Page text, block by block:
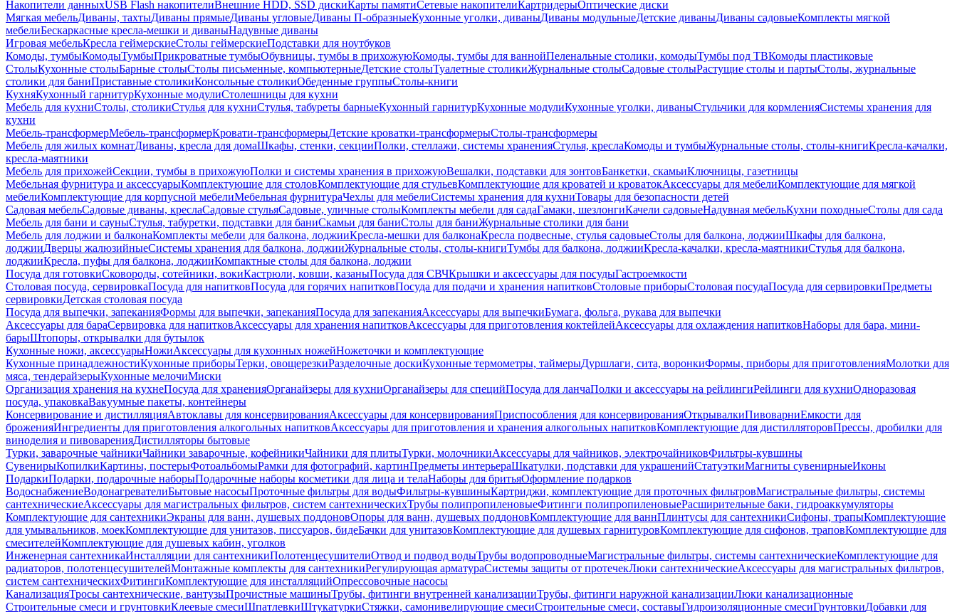
Накопители данныхUSB Flash накопителиВнешние HDD, SSD дискиКарты памятиСетевые накопителиКартридерыОптические диски
Мягкая мебельДиваны, тахтыДиваны прямыеДиваны угловыеДиваны П-образныеКухонные уголки, диваныДиваны модульныеДетские диваныДиваны садовыеКомплекты мягкой
мебелиБескаркасные кресла-мешки и диваныНадувные диваны
Игровая мебельКресла геймерскиеСтолы геймерскиеПодставки для ноутбуков
Комоды, тумбыКомодыТумбыПрикроватные тумбыОбувницы, тумбы в прихожуюКомоды, тумбы для ваннойПеленальные столики, комодыТумбы под ТВКомоды пластиковые
СтолыКухонные столыБарные столыСтолы письменные, компьютерныеДетские столыТуалетные столикиЖурнальные столыСадовые столыРастущие столы и партыСтолы, журнальные
столики для баниПриставные столикиКонсольные столикиОбеденные группыСтолы-книги
КухняКухонный гарнитурКухонные модулиСтолешницы для кухни
Мебель для кухниСтолы, столикиСтулья для кухниСтулья, табуреты барныеКухонный гарнитурКухонные модулиКухонные уголки, диваныСтульчики для кормленияСистемы хранения для
кухни
Мебель-трансформерМебель-трансформерКровати-трансформерыДетские кроватки-трансформерыСтолы-трансформеры
Мебель для жилых комнатДиваны, кресла для домаШкафы, стенки, секцииПолки, стеллажи, системы храненияСтулья, креслаКомоды и тумбыЖурнальные столы, столы-книгиКресла-качалки,
кресла-маятники
Мебель для прихожейСекции, тумбы в прихожуюПолки и системы хранения в прихожуюВешалки, подставки для зонтовБанкетки, скамьиКлючницы, газетницы
Мебельная фурнитура и аксессуарыКомплектующие для столовКомплектующие для стульевКомплектующие для кроватей и кроватокАксессуары для мебелиКомплектующие для мягкой
мебелиКомплектующие для корпусной мебелиМебельная фурнитураЧехлы для мебелиСистемы хранения для кухниТовары для безопасности детей
Садовая мебельСадовые диваны, креслаСадовые стульяСадовые, уличные столыКомплекты мебели для садаГамаки, шезлонгиКачели садовыеНадувная мебельКухни походныеСтолы для сада
Мебель для бани и сауныСтулья, табуретки, подставки для баниСкамьи для баниСтолы для баниЖурнальные столики для бани
Мебель для лоджии и балконаКомплекты мебели для балкона, лоджииКресла-мешки для балконаКресла подвесные, стулья садовыеСтолы для балкона, лоджииШкафы для балкона,
лоджииДверцы жалюзийныеСистемы хранения для балкона, лоджииЖурнальные столы, столы-книгиТумбы для балкона, лоджииКресла-качалки, кресла-маятникиСтулья для балкона,
лоджииКресла, пуфы для балкона, лоджииКомпактные столы для балкона, лоджии
Посуда для готовкиСковороды, сотейники, вокиКастрюли, ковши, казаныПосуда для СВЧКрышки и аксессуары для посудыГастроемкости
Столовая посуда, сервировкаПосуда для напитковПосуда для горячих напитковПосуда для подачи и хранения напитковСтоловые приборыСтоловая посудаПосуда для сервировкиПредметы
сервировкиДетская столовая посуда
Посуда для выпечки, запеканияФормы для выпечки, запеканияПосуда для запеканияАксессуары для выпечкиБумага, фольга, рукава для выпечки
Аксессуары для бараСервировка для напитковАксессуары для хранения напитковАксессуары для приготовления коктейлейАксессуары для охлаждения напитковНаборы для бара, мини-
барыШтопоры, открывалки для бутылок
Кухонные ножи, аксессуарыНожиАксессуары для кухонных ножейНожеточки и комплектующие
Кухонные принадлежностиКухонные приборыТерки, овощерезкиРазделочные доскиКухонные термометры, таймерыДуршлаги, сита, воронкиФормы, приборы для приготовленияМолотки для
мяса, тендерайзерыКухонные мелочиМиски
Организация хранения на кухнеПосуда для храненияОрганайзеры для кухниОрганайзеры для специйПосуда для ланчаПолки и аксессуары на рейлингиРейлинги для кухниОдноразовая
посуда, упаковкаВакуумные пакеты, контейнеры
Консервирование и дистилляцияАвтоклавы для консервированияАксессуары для консервированияПриспособления для консервированияОткрывалкиПивоварниЕмкости для
броженияИнгредиенты для приготовления алкогольных напитковАксессуары для приготовления и хранения алкогольных напитковКомплектующие для дистилляторовПрессы, дробилки для
виноделия и пивоваренияДистилляторы бытовые
Турки, заварочные чайникиЧайники заварочные, кофейникиЧайники для плитыТурки, молочникиАксессуары для чайников, электрочайниковФильтры-кувшины
СувенирыКопилкиКартины, постерыФотоальбомыРамки для фотографий, картинПредметы интерьераШкатулки, подставки для украшенийСтатуэткиМагниты сувенирныеИконы
ПодаркиПодарки, подарочные наборыПодарочные наборы косметики для лица и телаНаборы для бритьяОформление подарков
ВодоснабжениеВодонагревателиБытовые насосыПроточные фильтры для водыФильтры-кувшиныКартриджи, комплектующие для проточных фильтровМагистральные фильтры, системы
сантехническиеАксессуары для магистральных фильтров, систем сантехническихТрубы полипропиленовыеФитинги полипропиленовыеРасширительные баки, гидроаккумуляторы
Комплектующие для сантехникиЭкраны для ванн, душевых поддоновОпоры для ванн, душевых поддоновКомплектующие для ваннПлинтусы для сантехникиСифоны, трапыКомплектующие
для умывальников, моекКомплектующие для унитазов, писсуаров, бидеБачки для унитазовКомплектующие для душевых гарнитуровКомплектующие для сифонов, траповКомплектующие для
смесителейКомплектующие для душевых кабин, уголков
Инженерная сантехникаИнсталляции для сантехникиПолотенцесушителиОтвод и подвод водыТрубы водопроводныеМагистральные фильтры, системы сантехническиеКомплектующие для
радиаторов, полотенцесушителейМонтажные комплекты для сантехникиРегулирующая арматураСистемы защиты от протечекЛюки сантехническиеАксессуары для магистральных фильтров,
систем сантехническихФитингиКомплектующие для инсталляцийОпрессовочные насосы
КанализацияТросы сантехнические, вантузыПрочистные машиныТрубы, фитинги внутренней канализацииТрубы, фитинги наружной канализацииЛюки канализационные
Строительные смеси и грунтовкиКлеевые смесиШпатлевкиШтукатуркиСтяжки, самонивелирующие смесиСтроительные смеси, составыГидроизоляционные смесиГрунтовкиДобавки для